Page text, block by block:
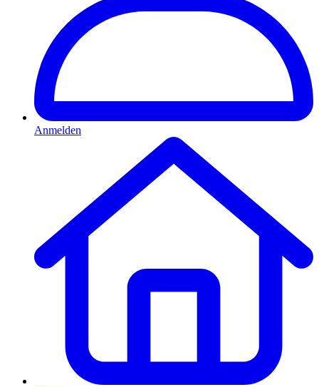
Anmelden